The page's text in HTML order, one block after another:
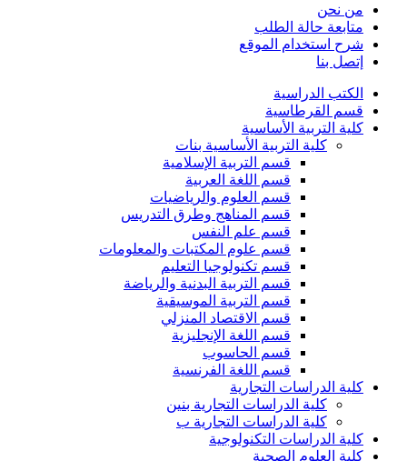
من نحن
متابعة حالة الطلب
شرح استخدام الموقع
إتصل بنا
الكتب الدراسية
قسم القرطاسية
كلية التربية الأساسية
كلية التربية الأساسية بنات
قسم التربية الإسلامية
قسم اللغة العربية
قسم العلوم والرياضيات
قسم المناهج وطرق التدريس
قسم علم النفس
قسم علوم المكتبات والمعلومات
قسم تكنولوجيا التعليم
قسم التربية البدنية والرياضة
قسم التربية الموسيقية
قسم الاقتصاد المنزلي
قسم اللغة الإنجليزية
قسم الحاسوب
قسم اللغة الفرنسية
كلية الدراسات التجارية
كلية الدراسات التجارية بنين
كلية الدراسات التجارية ب
كلية الدراسات التكنولوجية
كلية العلوم الصحية